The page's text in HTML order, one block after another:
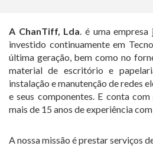
A ChanTiff, Lda. é uma
investido continuamente em
última geração, bem como no
material de escritório e
instalação e manutenção de redes
e seus componentes.E conta com
mais de 15 anos de experiência
A nossa missão é prestar serviços